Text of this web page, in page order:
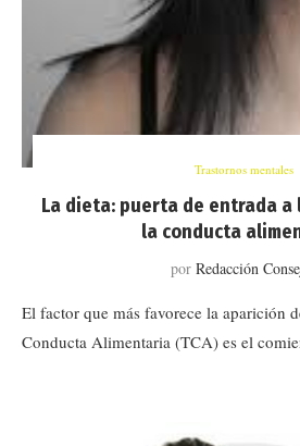
Trastornos mentales
La dieta: puerta de entrada
la conducta
por Redacción
El factor que más favorece la aparición
Conducta Alimentaria (TCA) es el